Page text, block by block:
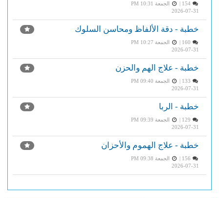
154 |
الجمعة PM 10:31
2026-07-31
خطبة - دقة الألفاظ ومحاسن السلوك
الجمعة PM 10:27
2026-07-31
خطبة - علاج الهم والحزن
الجمعة PM 09:40
2026-07-31
خطبة - الربا
الجمعة PM 09:39
2026-07-31
خطبة - علاج الهموم والأحزان
الجمعة PM 09:38
2026-07-31